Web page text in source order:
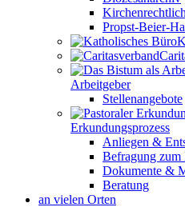
Propst-Beier-
Arbeitgeber
Stellenangebote
Erkundungsprozess
Anliegen &
Befragung zum
Dokumente &
Beratung
an vielen Orten